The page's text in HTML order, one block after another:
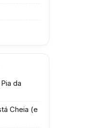
da
Cheia (e